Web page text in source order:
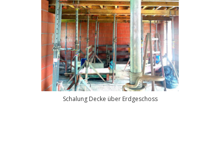
Schalung Decke über Erdgeschoss